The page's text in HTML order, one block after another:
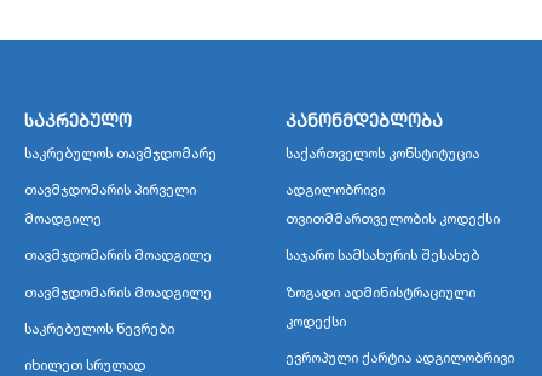
საკრებულო
საკრებულოს თავმჯდომარე
თავმჯდომარის პირველი
მოადგილე
თავმჯდომარის მოადგილე
თავმჯდომარის მოადგილე
საკრებულოს წევრები
იხილეთ სრულად
კანონმდებლობა
საქართველოს კონსტიტუცია
ადგილობრივი
თვითმმართველობის კოდექსი
საჯარო სამსახურის შესახებ
ზოგადი ადმინისტრაციული
კოდექსი
ევროპული ქარტია ადგილობრივი